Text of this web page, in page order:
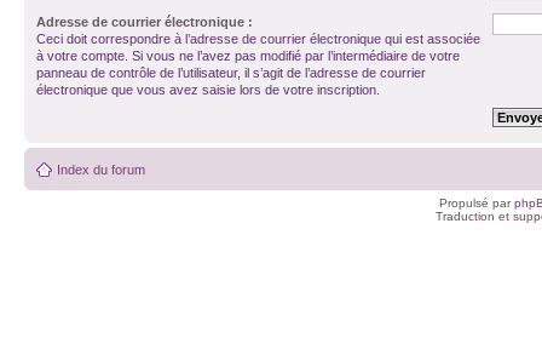
Adresse de courrier électronique :
Ceci doit correspondre à l’adresse de courrier électronique qui est associée
à votre compte. Si vous ne l’avez pas modifié par l’intermédiaire de votre
panneau de contrôle de l’utilisateur, il s’agit de l’adresse de courrier
électronique que vous avez saisie lors de votre inscription.
Index du forum
Propulsé par
Traduction et